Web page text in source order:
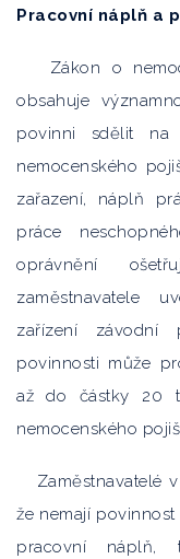
Pracovní náplň a
Zákon o
obsahuje
povinni sdělit
nemocenského
zařazení, náplň
práce
oprávnění
zaměstnavatele
zařízení závodní
povinnosti může
až do částky 20
nemocenského
Zaměstnavatelé v
že nemají
pracovní náplň,